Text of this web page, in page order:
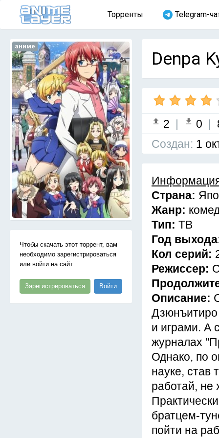
Торренты Telegram-
аниме
Чтобы скачать этот торрент, вам
необходимо зарегистрироваться
или войти на сайт
Зарегистрироваться Войти
Denpa
2 | 0 |
Cоздан: 1
Страна:
Жанр:
Тип: ТВ
Год
Кол серий:
Режиссер:
Описание:
Дзюнъитиро
и играми. А
журналах
Однако, по
науке, став
работай, не
братцем-
пойти на